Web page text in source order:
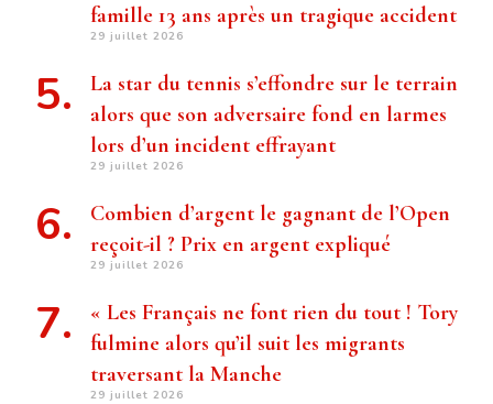
famille 13 ans après un tragique accident
29 juillet 2026
La star du tennis s’effondre sur le terrain
alors que son adversaire fond en larmes
lors d’un incident effrayant
29 juillet 2026
Combien d’argent le gagnant de l’Open
reçoit-il ? Prix ​​en argent expliqué
29 juillet 2026
« Les Français ne font rien du tout ! Tory
fulmine alors qu’il suit les migrants
traversant la Manche
29 juillet 2026